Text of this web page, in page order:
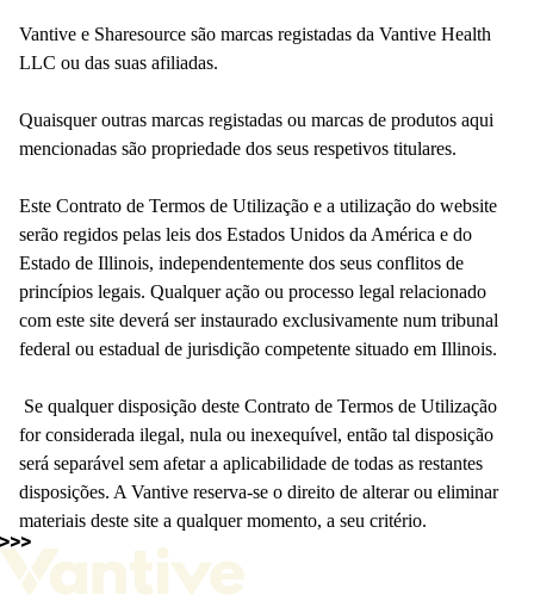
Vantive e Sharesource são marcas registadas da Vantive Health
LLC ou das suas afiliadas.
Quaisquer outras marcas registadas ou marcas de produtos aqui
mencionadas são propriedade dos seus respetivos titulares.
Este Contrato de Termos de Utilização e a utilização do website
serão regidos pelas leis dos Estados Unidos da América e do
Estado de Illinois, independentemente dos seus conflitos de
princípios legais. Qualquer ação ou processo legal relacionado
com este site deverá ser instaurado exclusivamente num tribunal
federal ou estadual de jurisdição competente situado em Illinois.
Se qualquer disposição deste Contrato de Termos de Utilização
for considerada ilegal, nula ou inexequível, então tal disposição
será separável sem afetar a aplicabilidade de todas as restantes
disposições. A Vantive reserva-se o direito de alterar ou eliminar
materiais deste site a qualquer momento, a seu critério.